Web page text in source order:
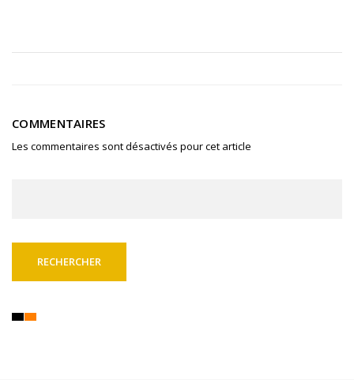
COMMENTAIRES
Les commentaires sont désactivés pour cet article